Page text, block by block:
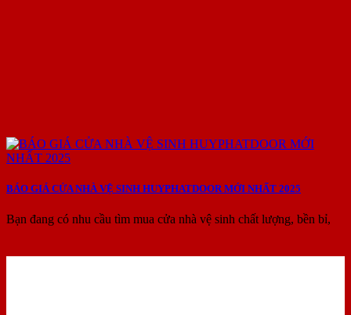
BÁO GIÁ CỬA NHÀ VỆ SINH HUYPHATDOOR MỚI NHẤT 2025
Bạn đang có nhu cầu tìm mua cửa nhà vệ sinh chất lượng, bền bỉ,